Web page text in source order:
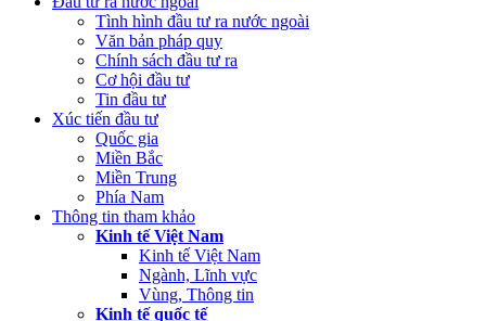
Tình hình đầu tư ra nước ngoài
Văn bản pháp quy
Chính sách đầu tư ra
Cơ hội đầu tư
Tin đầu tư
Xúc tiến đầu tư
Quốc gia
Miền Bắc
Miền Trung
Phía Nam
Thông tin tham khảo
Kinh tế Việt Nam
Kinh tế Việt Nam
Ngành, Lĩnh vực
Vùng, Thông tin
Kinh tế quốc tế